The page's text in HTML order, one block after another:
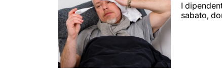
I
sabato,